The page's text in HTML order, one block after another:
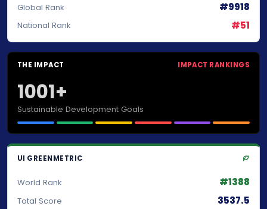
Global Rank #9918
National Rank #51
THE IMPACT IMPACT RANKINGS
1001+
Sustainable Development Goals
UI GREENMETRIC
World Rank #1388
Total Score 3537.5